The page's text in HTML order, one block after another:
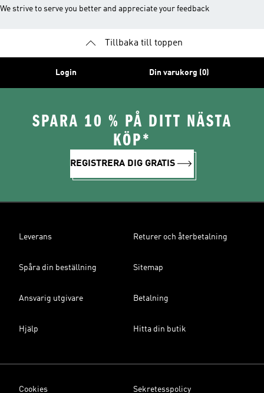
We strive to serve you better and appreciate your feedback
Tillbaka till toppen
Login Din varukorg (0)
SPARA 10 % PÅ DITT NÄSTA
KÖP*
REGISTRERA DIG GRATIS
Leverans Returer och återbetalning
Spåra din beställning Sitemap
Ansvarig utgivare Betalning
Hjälp Hitta din butik
Cookies Sekretesspolicy